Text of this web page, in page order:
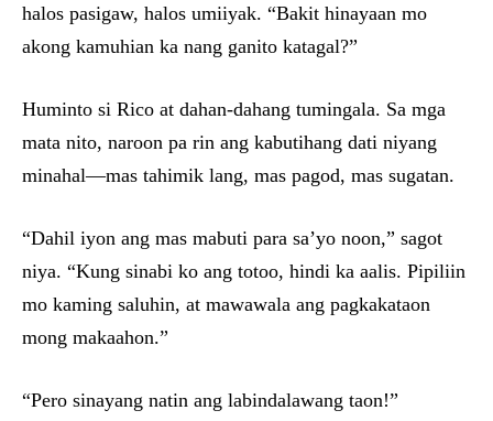
halos pasigaw, halos umiiyak. “Bakit hinayaan mo
akong kamuhian ka nang ganito katagal?”
Huminto si Rico at dahan-dahang tumingala. Sa mga
mata nito, naroon pa rin ang kabutihang dati niyang
minahal—mas tahimik lang, mas pagod, mas sugatan.
“Dahil iyon ang mas mabuti para sa’yo noon,” sagot
niya. “Kung sinabi ko ang totoo, hindi ka aalis. Pipiliin
mo kaming saluhin, at mawawala ang pagkakataon
mong makaahon.”
“Pero sinayang natin ang labindalawang taon!”